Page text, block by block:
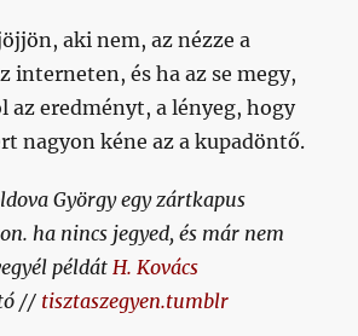
aki nem, az nézze a
interneten, és ha az se megy,
az eredményt, a lényeg, hogy
nagyon kéne az a kupadöntő.
György egy zártkapus
ha nincs jegyed, és már nem
példátH. Kovács
// tisztaszegyen.tumblr